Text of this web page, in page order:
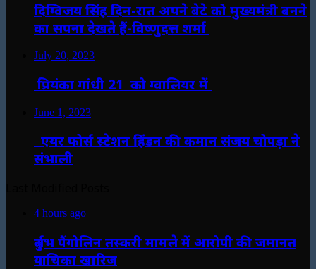
दिग्विजय सिंह दिन-रात अपने बेटे को मुख्यमंत्री बनने
का सपना देखते हैं-विष्णुदत्त शर्मा
July 20, 2023
प्रियंका गांधी 21 को ग्वालियर में
June 1, 2023
एयर फोर्स स्टेशन हिंडन की कमान संजय चोपड़ा ने
संभाली
4 hours ago
दुर्लभ पैंगोलिन तस्करी मामले में आरोपी की जमानत
याचिका खारिज